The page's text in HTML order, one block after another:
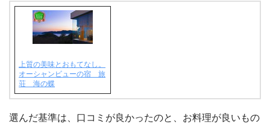
上質の美味とおもてなし。
オーシャンビューの宿 旅
荘 海の蝶
選んだ基準は、口コミが良かったのと、お料理が良いもの